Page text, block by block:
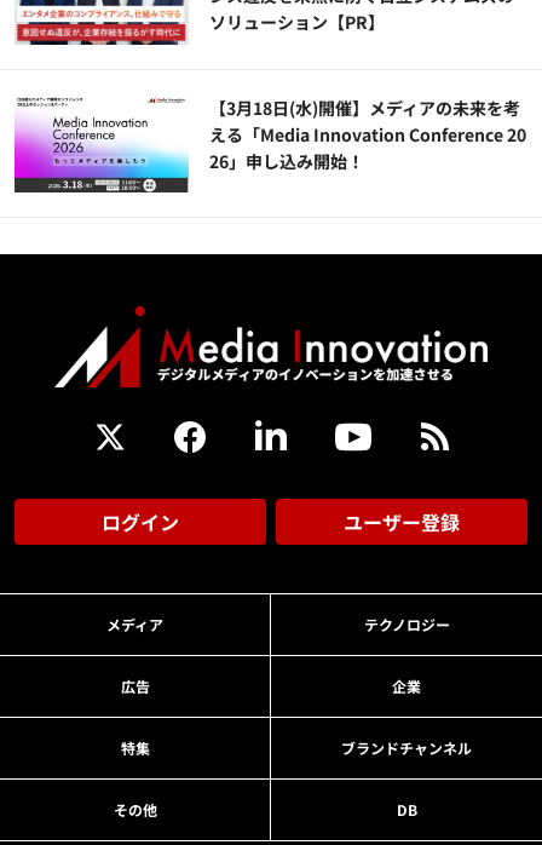
ソリューション​【PR】
【3月18日(水)開催】メディアの未来を考
える「Media Innovation Conference 20
26」申し込み開始！
ログイン ユーザー登録
メディア テクノロジー
広告 企業
特集 ブランドチャンネル
その他 DB